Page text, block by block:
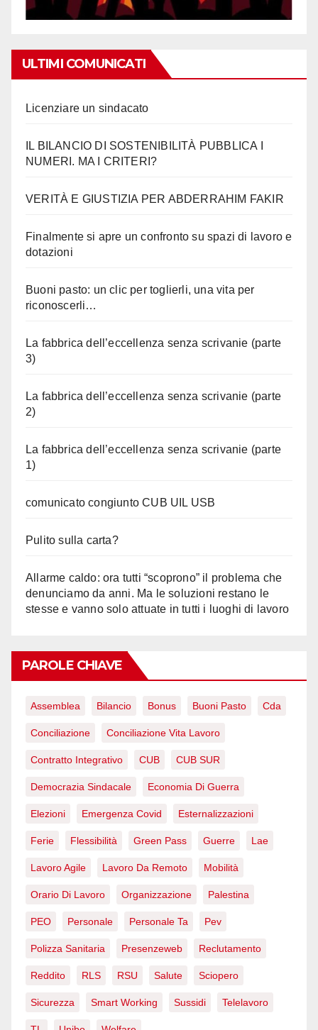
ULTIMI COMUNICATI
Licenziare un sindacato
IL BILANCIO DI SOSTENIBILITÀ PUBBLICA I
NUMERI. MA I CRITERI?
VERITÀ E GIUSTIZIA PER ABDERRAHIM FAKIR
Finalmente si apre un confronto su spazi di lavoro e
dotazioni
Buoni pasto: un clic per toglierli, una vita per
riconoscerli…
La fabbrica dell’eccellenza senza scrivanie (parte
3)
La fabbrica dell’eccellenza senza scrivanie (parte
2)
La fabbrica dell’eccellenza senza scrivanie (parte
1)
comunicato congiunto CUB UIL USB
Pulito sulla carta?
Allarme caldo: ora tutti “scoprono” il problema che
denunciamo da anni. Ma le soluzioni restano le
stesse e vanno solo attuate in tutti i luoghi di lavoro
PAROLE CHIAVE
Assemblea Bilancio Bonus Buoni Pasto Cda
Conciliazione Conciliazione Vita Lavoro
Contratto Integrativo CUB CUB SUR
Democrazia Sindacale Economia Di Guerra
Elezioni Emergenza Covid Esternalizzazioni
Ferie Flessibilità Green Pass Guerre Lae
Lavoro Agile Lavoro Da Remoto Mobilità
Orario Di Lavoro Organizzazione Palestina
PEO Personale Personale Ta Pev
Polizza Sanitaria Presenzeweb Reclutamento
Reddito RLS RSU Salute Sciopero
Sicurezza Smart Working Sussidi Telelavoro